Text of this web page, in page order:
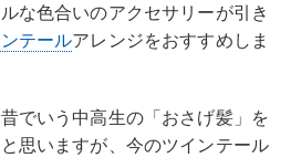
な色合いのアクセサリーが引き
テールアレンジをおすすめしま
でいう中高生の「おさげ髪」を
思いますが、今のツインテール